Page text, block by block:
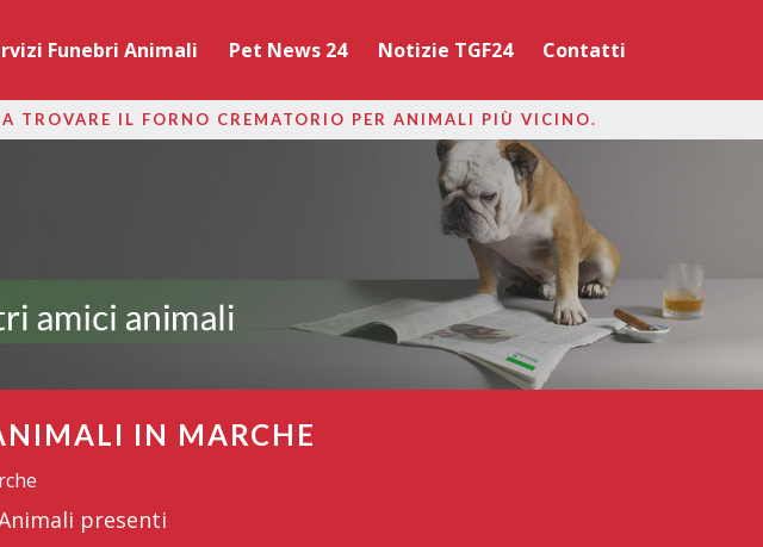
Funebri Animali Pet News 24 Notizie TGF24 Contatti
TROVARE IL FORNO CREMATORIO PER ANIMALI PIÙ VICINO.
IN MARCHE
presenti